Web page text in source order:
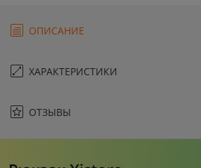
ОПИСАНИЕ
ХАРАКТЕРИСТИКИ
ОТЗЫВЫ